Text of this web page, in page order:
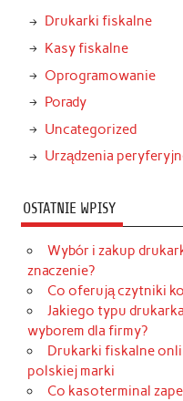
Drukarki fiskalne
Kasy fiskalne
Oprogramowanie
Porady
Uncategorized
Urządzenia
OSTATNIE WPISY
Wybór i zakup
znaczenie?
Co oferują czytniki
Jakiego typu
wyborem dla firmy?
Drukarki fiskalne
polskiej marki
Co kasoterminal